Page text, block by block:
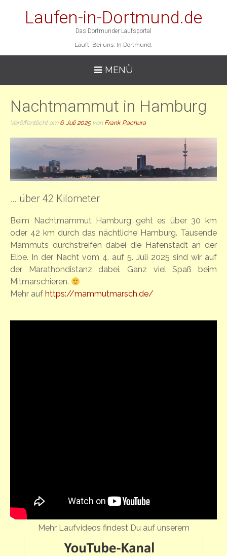
Laufen-in-Dortmund.de
Das Dortmunder Laufsportal
Läuft. Bei uns. In Dortmund.
MENÜ
Nachtmammut in Hamburg
Veröffentlicht am 6. Juli 2025von Frank Pachura
… über 42 Kilometer
Beim Nachtmammut Hamburg geht es über 30 km
oder 42 km durch das nächtliche Hamburg. Tausende
Mammuts durchstreifen dabei die Hafenstadt an der
Elbe. In der Nacht vom 4. auf 5. Juli 2025 sind wir auf
der Marathondistanz dabei. Ganz viel Spaß beim
Mitmarschieren.
Mehr auf https://mammutmarsch.de/
Mehr Laufvideos findest Du auf unserem